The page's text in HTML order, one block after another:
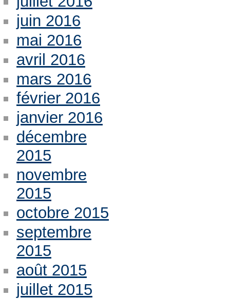
juin 2016
mai 2016
avril 2016
mars 2016
février 2016
janvier 2016
décembre
2015
novembre
2015
octobre 2015
septembre
2015
août 2015
juillet 2015